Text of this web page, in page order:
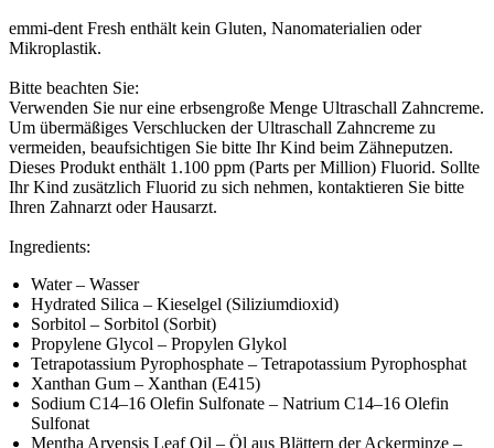
emmi-dent Fresh enthält kein Gluten, Nanomaterialien oder
Mikroplastik.
Bitte beachten Sie:
Verwenden Sie nur eine erbsengroße Menge Ultraschall Zahncreme.
Um übermäßiges Verschlucken der Ultraschall Zahncreme zu
vermeiden, beaufsichtigen Sie bitte Ihr Kind beim Zähneputzen.
Dieses Produkt enthält 1.100 ppm (Parts per Million) Fluorid. Sollte
Ihr Kind zusätzlich Fluorid zu sich nehmen, kontaktieren Sie bitte
Ihren Zahnarzt oder Hausarzt.
Ingredients:
Water – Wasser
Hydrated Silica – Kieselgel (Siliziumdioxid)
Sorbitol – Sorbitol (Sorbit)
Propylene Glycol – Propylen Glykol
Tetrapotassium Pyrophosphate – Tetrapotassium Pyrophosphat
Xanthan Gum – Xanthan (E415)
Sodium C14–16 Olefin Sulfonate – Natrium C14–16 Olefin
Sulfonat
Mentha Arvensis Leaf Oil – Öl aus Blättern der Ackerminze –